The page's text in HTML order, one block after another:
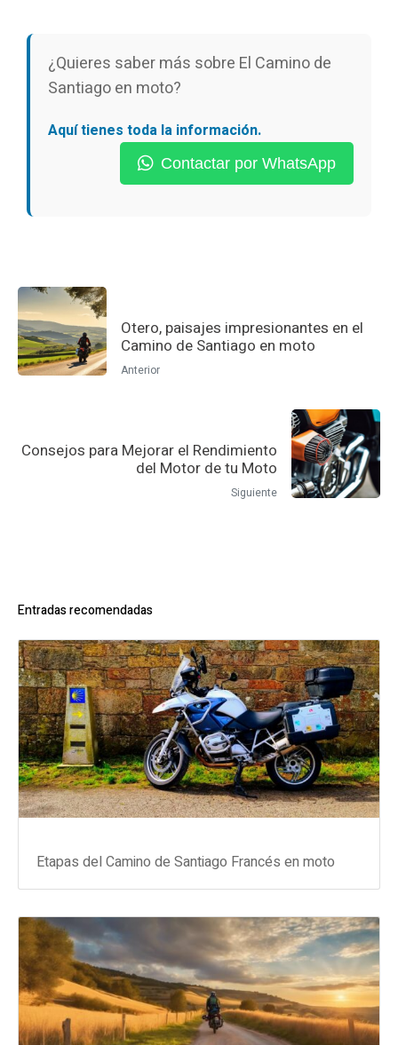
¿Quieres saber más sobre El Camino de
Santiago en moto?
Aquí tienes toda la información.
Contactar por WhatsApp
Otero, paisajes impresionantes en el
Camino de Santiago en moto
Anterior
Consejos para Mejorar el Rendimiento
del Motor de tu Moto
Siguiente
Entradas recomendadas
Etapas del Camino de Santiago Francés en moto